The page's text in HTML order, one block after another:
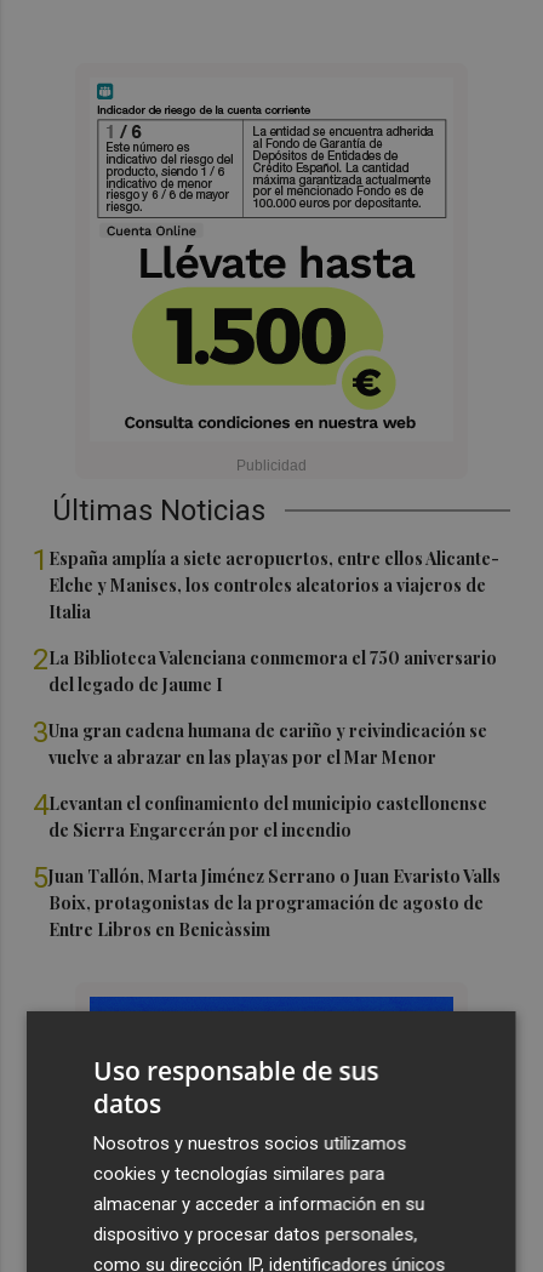
Últimas Noticias
1 España amplía a siete aeropuertos, entre ellos Alicante-
Elche y Manises, los controles aleatorios a viajeros de
Italia
2La Biblioteca Valenciana conmemora el 750 aniversario
del legado de Jaume I
3Una gran cadena humana de cariño y reivindicación se
vuelve a abrazar en las playas por el Mar Menor
4Levantan el confinamiento del municipio castellonense
de Sierra Engarcerán por el incendio
5Juan Tallón, Marta Jiménez Serrano o Juan Evaristo Valls
Boix, protagonistas de la programación de agosto de
Entre Libros en Benicàssim
Uso responsable de sus
datos
Nosotros y nuestros socios utilizamos
cookies y tecnologías similares para
almacenar y acceder a información en su
dispositivo y procesar datos personales,
como su dirección IP, identificadores únicos